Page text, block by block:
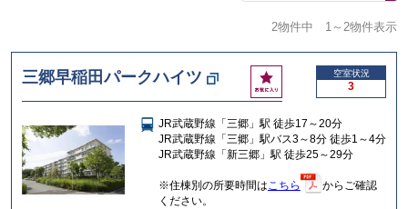
2物件中 1～2物件表示
三郷早稲田パークハイツ
お
気
入
り
空室状況
3
JR武蔵野線「三郷」駅 徒歩17～20分
JR武蔵野線「三郷」駅バス3～8分 徒歩1～4分
JR武蔵野線「新三郷」駅 徒歩25～29分
※住棟別の所要時間はこちら
からご確認
ください。